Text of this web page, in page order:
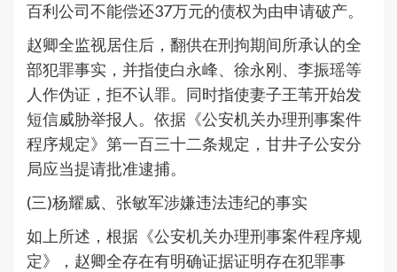
百利公司不能偿还37万元的债权为由申请破产。
赵卿全监视居住后，翻供在刑拘期间所承认的全
部犯罪事实，并指使白永峰、徐永刚、李振瑶等
人作伪证，拒不认罪。同时指使妻子王苇开始发
短信威胁举报人。依据《公安机关办理刑事案件
程序规定》第一百三十二条规定，甘井子公安分
局应当提请批准逮捕。
(三)杨耀威、张敏军涉嫌违法违纪的事实
如上所述，根据《公安机关办理刑事案件程序规
定》，赵卿全存在有明确证据证明存在犯罪事